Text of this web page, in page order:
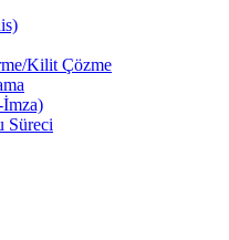
Kilit Çözme
Süreci